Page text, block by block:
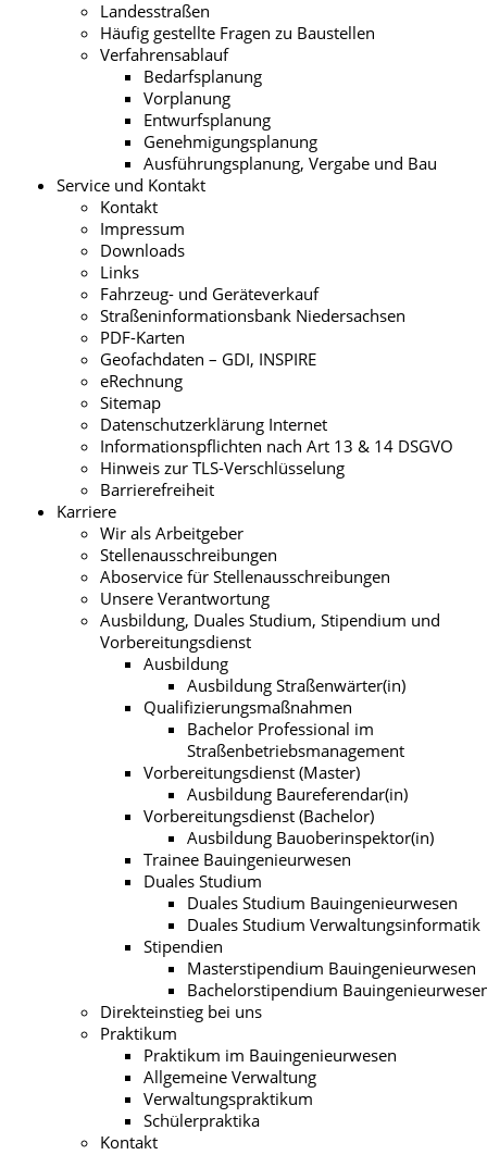
Landesstraßen
Häufig gestellte Fragen zu Baustellen
Verfahrensablauf
Bedarfsplanung
Vorplanung
Entwurfsplanung
Genehmigungsplanung
Ausführungsplanung, Vergabe und Bau
Service und Kontakt
Kontakt
Impressum
Downloads
Links
Fahrzeug- und Geräteverkauf
Straßeninformationsbank Niedersachsen
PDF-Karten
Geofachdaten – GDI, INSPIRE
eRechnung
Sitemap
Datenschutzerklärung Internet
Informationspflichten nach Art 13 & 14 DSGVO
Hinweis zur TLS-Verschlüsselung
Barrierefreiheit
Karriere
Wir als Arbeitgeber
Stellenausschreibungen
Aboservice für Stellenausschreibungen
Unsere Verantwortung
Ausbildung, Duales Studium, Stipendium und
Vorbereitungsdienst
Ausbildung
Ausbildung Straßenwärter(in)
Qualifizierungsmaßnahmen
Bachelor Professional im
Straßenbetriebsmanagement
Vorbereitungsdienst (Master)
Ausbildung Baureferendar(in)
Vorbereitungsdienst (Bachelor)
Ausbildung Bauoberinspektor(in)
Trainee Bauingenieurwesen
Duales Studium
Duales Studium Bauingenieurwesen
Duales Studium Verwaltungsinformatik
Stipendien
Masterstipendium Bauingenieurwesen
Bachelorstipendium
Direkteinstieg bei uns
Praktikum
Praktikum im Bauingenieurwesen
Allgemeine Verwaltung
Verwaltungspraktikum
Schülerpraktika
Kontakt